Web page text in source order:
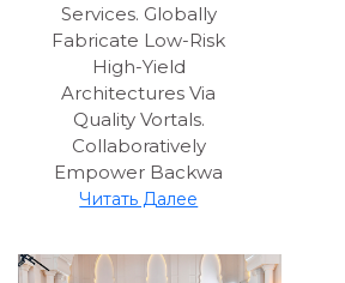
Services. Globally
Fabricate Low-Risk
High-Yield
Architectures Via
Quality Vortals.
Collaboratively
Empower Backwa
Читать Далее